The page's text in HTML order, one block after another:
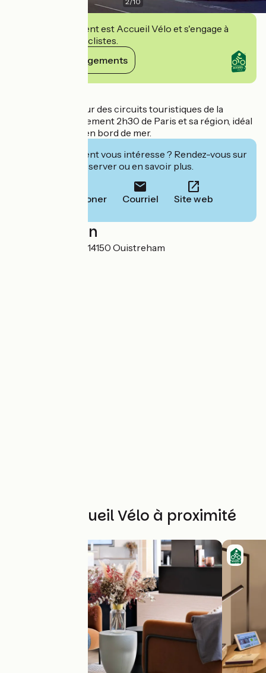
Cet établissement est Accueil Vélo et s'engage à
accueillir des cyclistes.
Voir ses engagements
Hôtel situé au cœur des circuits touristiques de la
Normandie, à seulement 2h30 de Paris et sa région, idéal
pour des séjours en bord de mer.
Cet établissement vous intéresse ? Rendez-vous sur
leur site pour réserver ou en savoir plus.
Téléphoner Courriel Site web
Localisation
37 rue des Dunes 14150 Ouistreham
Autres Accueil Vélo à proximité